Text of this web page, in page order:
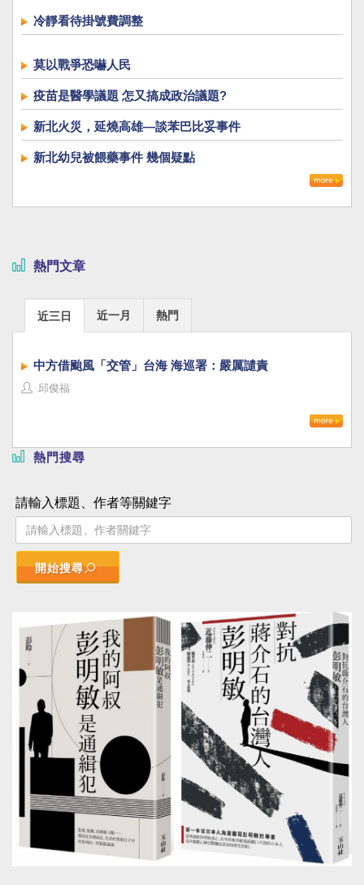
冷靜看待掛號費調整
莫以戰爭恐嚇人民
疫苗是醫學議題 怎又搞成政治議題?
新北火災，延燒高雄—談苯巴比妥事件
新北幼兒被餵藥事件 幾個疑點
熱門文章
近三日 近一月 熱門
中方借颱風「交管」台海 海巡署：嚴厲譴責
邱俊福
熱門搜尋
請輸入標題、作者等關鍵字
開始搜尋